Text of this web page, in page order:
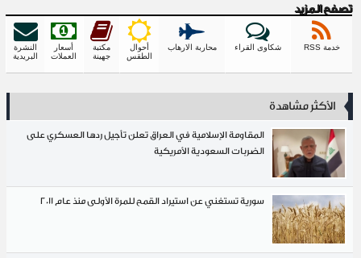
تصفح المزيد
خدمة RSS شكاوى القراء محاربة الارهاب
أحوال
الطقس
مكتبة
جهينة
أسعار
العملات
النشرة
البريدية
الأكثر مشاهدة
المقاومة الإسلامية في العراق تعلن تأجيل ردها العسكري على
الضربات السعودية الأمريكية
سورية تستغني عن استيراد القمح للمرة الأولى منذ عام 2011